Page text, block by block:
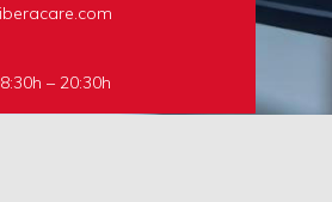
– 20:30h